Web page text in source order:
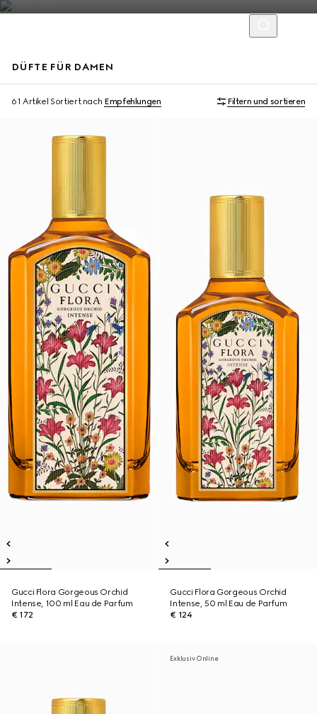
DÜFTE FÜR DAMEN
61 Artikel Sortiert nach Empfehlungen Filtern und sortieren
Neu
Gucci Flora Gorgeous Orchid
Intense, 100 ml Eau de Parfum
€ 172
Gucci Flora Gorgeous Orchid
Intense, 50 ml Eau de Parfum
€ 124
Exklusiv Online